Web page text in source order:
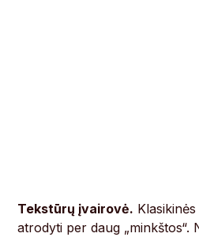
Tekstūrų įvairovė.
atrodyti per daug „minkštos“.